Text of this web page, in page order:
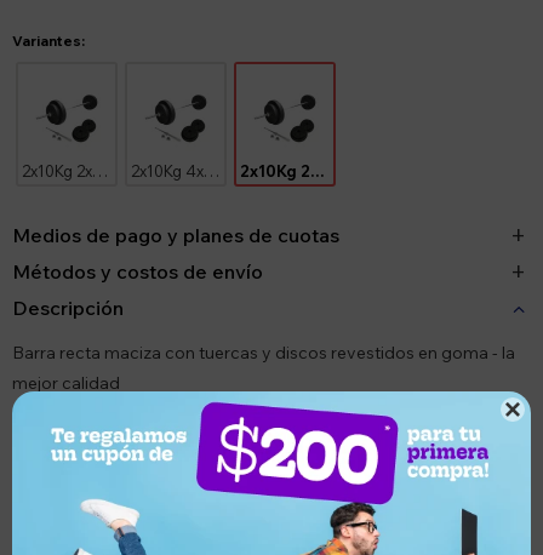

Variantes:
2x10Kg 2x5Kg 2x10Kg 4x2.5Kg 2x10Kg 2x2.5Kg 4x1.25Kg
Medios de pago y planes de cuotas
Métodos y costos de envío
Descripción
Barra recta maciza con tuercas y discos revestidos en goma - la
mejor calidad
¿Por qué elegir este producto?